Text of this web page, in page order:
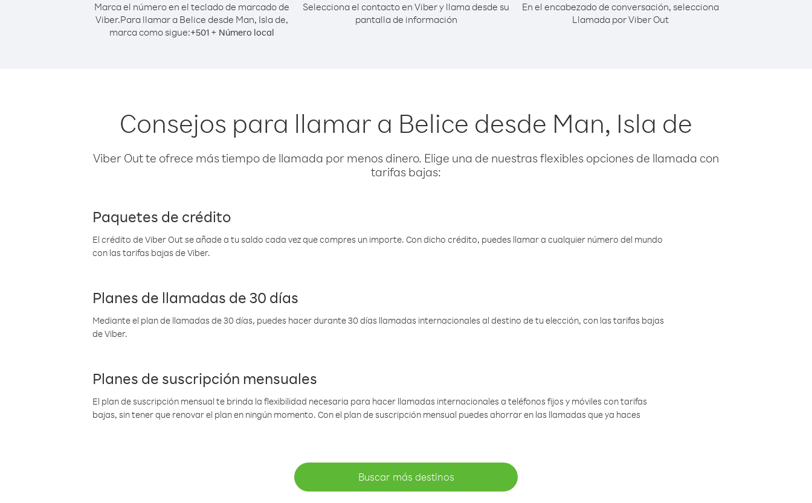
Marca el número en el teclado de marcado de
Viber.Para llamar a Belice desde Man, Isla de,
marca como sigue:+501+ Número local
Selecciona el contacto en Viber y llama desde su
pantalla de información
En el encabezado de conversación, selecciona
Llamada por Viber Out
Consejos para llamar a Belice desde Man, Isla de
Viber Out te ofrece más tiempo de llamada por menos dinero. Elige una de nuestras flexibles opciones de llamada con
tarifas bajas:
Paquetes de crédito
El crédito de Viber Out se añade a tu saldo cada vez que compres un importe. Con dicho crédito, puedes llamar a cualquier número del mundo
con las tarifas bajas de Viber.
Planes de llamadas de 30 días
Mediante el plan de llamadas de 30 días, puedes hacer durante 30 días llamadas internacionales al destino de tu elección, con las tarifas bajas
de Viber.
Planes de suscripción mensuales
El plan de suscripción mensual te brinda la flexibilidad necesaria para hacer llamadas internacionales a teléfonos fijos y móviles con tarifas
bajas, sin tener que renovar el plan en ningún momento. Con el plan de suscripción mensual puedes ahorrar en las llamadas que ya haces
Buscar más destinos